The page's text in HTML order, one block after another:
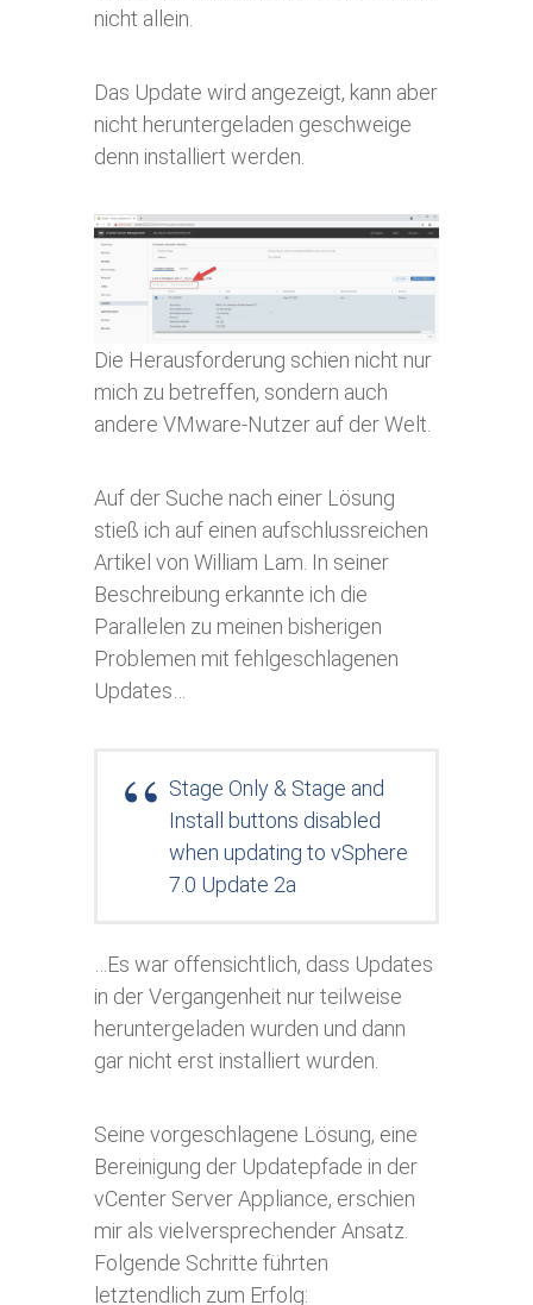
nicht allein.
Das Update wird angezeigt, kann aber
nicht heruntergeladen geschweige
denn installiert werden.
Die Herausforderung schien nicht nur
mich zu betreffen, sondern auch
andere VMware-Nutzer auf der Welt.
Auf der Suche nach einer Lösung
stieß ich auf einen aufschlussreichen
Artikel von William Lam. In seiner
Beschreibung erkannte ich die
Parallelen zu meinen bisherigen
Problemen mit fehlgeschlagenen
Updates…
Stage Only & Stage and
Install buttons disabled
when updating to vSphere
7.0 Update 2a
…Es war offensichtlich, dass Updates
in der Vergangenheit nur teilweise
heruntergeladen wurden und dann
gar nicht erst installiert wurden.
Seine vorgeschlagene Lösung, eine
Bereinigung der Updatepfade in der
vCenter Server Appliance, erschien
mir als vielversprechender Ansatz.
Folgende Schritte führten
letztendlich zum Erfolg: